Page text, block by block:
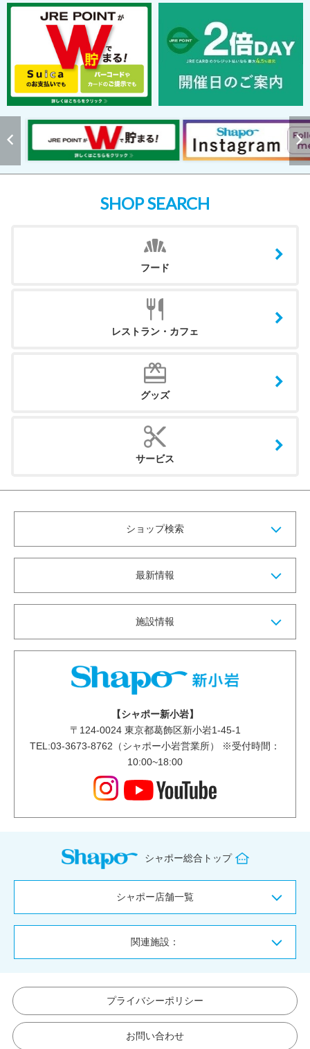
SHOP SEARCH
フード
レストラン・カフェ
グッズ
サービス
ショップ検索
最新情報
施設情報
【シャポー新小岩】
〒 124-0024東京都葛飾区新小岩1-45-1
TEL:03-3673-8762（シャポー小岩営業所） ※受付時間：
10:00~18:00
シャポー総合トップ
シャポー店舗一覧
関連施設：
プライバシーポリシー
お問い合わせ